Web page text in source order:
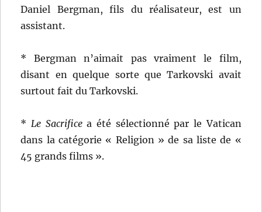
Daniel Bergman, fils du réalisateur, est un
assistant.
* Bergman n’aimait pas vraiment le film,
disant en quelque sorte que Tarkovski avait
surtout fait du Tarkovski.
* Le Sacrificea été sélectionné par le Vatican
dans la catégorie « Religion » de sa liste de «
45 grands films ».